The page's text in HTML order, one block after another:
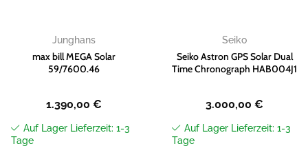
Junghans
max bill MEGA Solar
59/7600.46
1.390,00 €
Auf Lager Lieferzeit: 1-3
Tage
Seiko
Seiko Astron GPS Solar Dual
Time Chronograph HAB004J1
3.000,00 €
Auf Lager Lieferzeit: 1-3
Tage